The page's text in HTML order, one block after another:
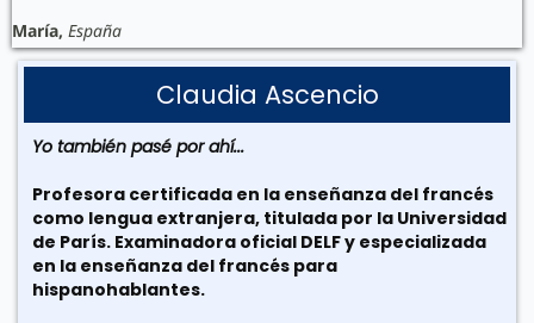
María, España
Claudia Ascencio
Yo también pasé por ahí...
Profesora certificada en la enseñanza del francés
como lengua extranjera, titulada por la Universidad
de París. Examinadora oficial DELF y especializada
en la enseñanza del francés para
hispanohablantes.